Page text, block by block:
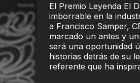
El Premio Leyenda El
imborrable en la
a Francisco Samper,
marcado un antes y
será una oportunidad
historias detrás de su
referente que ha